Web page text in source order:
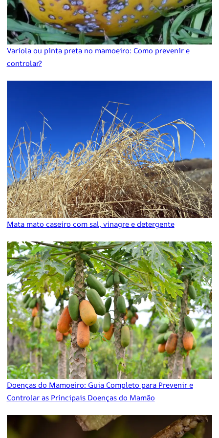
Varíola ou pinta preta no mamoeiro: Como prevenir e
controlar?
Mata mato caseiro com sal, vinagre e detergente
Doenças do Mamoeiro: Guia Completo para Prevenir e
Controlar as Principais Doenças do Mamão